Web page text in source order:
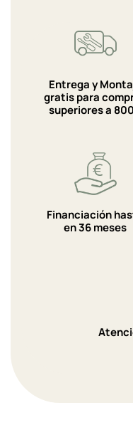
Entrega y
gratis para
superiores a
Financiación
en 36 meses